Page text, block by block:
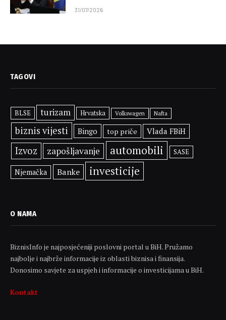
31/07/2026
TAGOVI
BLSE turizam Hrvatska Volkswagen Nafta
biznis vijesti Bingo top priče Vlada FBiH
Izvoz zapošljavanje automobili SASE
Njemačka Banke investicije
O NAMA
BiznisInfo je najposjećeniji poslovni portal u BiH. Pružamo
najbolje i najbrže informacije iz oblasti biznisa i finansija.
Donosimo savjete za uspjeh i informacije o investicijama u BiH.
Kontakt